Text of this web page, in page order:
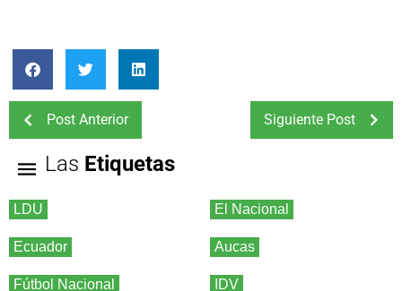
Post Anterior Siguiente Post
Las Etiquetas
LDU El Nacional
Ecuador Aucas
Fútbol Nacional IDV